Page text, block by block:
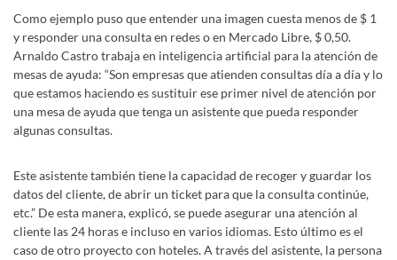
Como ejemplo puso que entender una imagen cuesta menos de $ 1
y responder una consulta en redes o en Mercado Libre, $ 0,50.
Arnaldo Castro trabaja en inteligencia artificial para la atención de
mesas de ayuda: “Son empresas que atienden consultas día a día y lo
que estamos haciendo es sustituir ese primer nivel de atención por
una mesa de ayuda que tenga un asistente que pueda responder
algunas consultas.
Este asistente también tiene la capacidad de recoger y guardar los
datos del cliente, de abrir un ticket para que la consulta continúe,
etc.” De esta manera, explicó, se puede asegurar una atención al
cliente las 24 horas e incluso en varios idiomas. Esto último es el
caso de otro proyecto con hoteles. A través del asistente, la persona